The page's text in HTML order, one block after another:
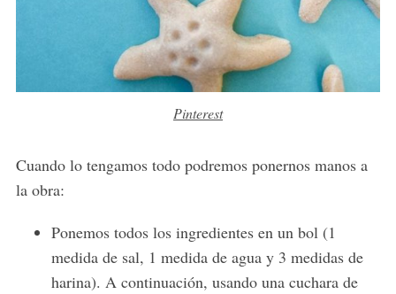
Pinterest
Cuando lo tengamos todo podremos ponernos manos a
la obra:
Ponemos todos los ingredientes en un bol (1
medida de sal, 1 medida de agua y 3 medidas de
harina). A continuación, usando una cuchara de